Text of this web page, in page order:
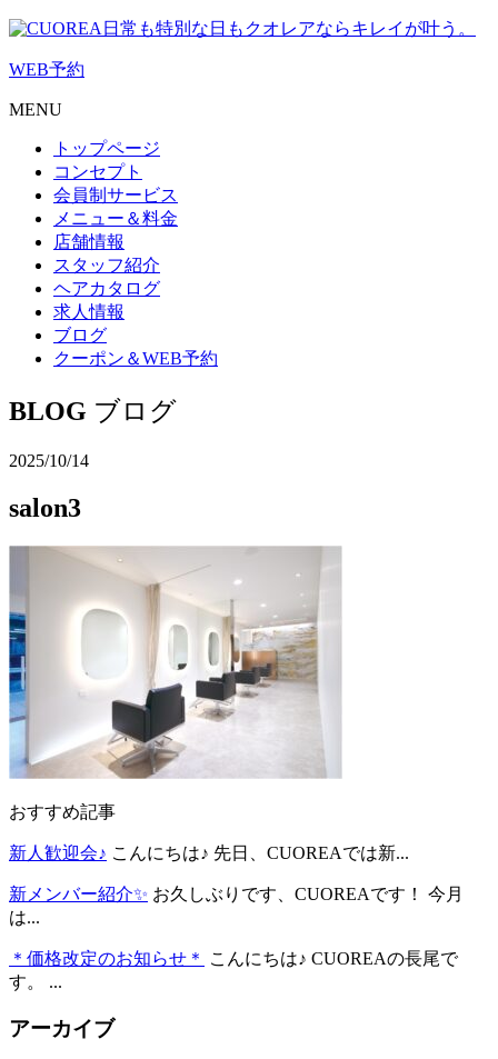
日常も特別な日もクオレアならキレイが叶う。
WEB予約
MENU
トップページ
コンセプト
会員制サービス
メニュー＆料金
店舗情報
スタッフ紹介
ヘアカタログ
求人情報
ブログ
クーポン＆WEB予約
BLOG ブログ
2025/10/14
salon3
おすすめ記事
新人歓迎会♪ こんにちは♪ 先日、CUOREAでは新...
新メンバー紹介✨ お久しぶりです、CUOREAです！ 今月
は...
＊価格改定のお知らせ＊
こんにちは♪ CUOREAの長尾で
す。 ...
アーカイブ